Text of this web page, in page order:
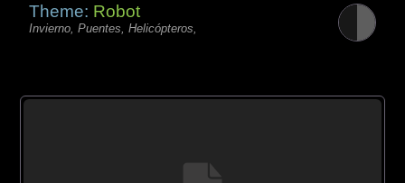
Theme: Robot
Invierno, Puentes, Helicópteros,